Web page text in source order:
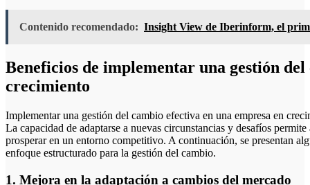
Contenido recomendado: Insight View de Iberinform, el
Beneficios de implementar una gestión
crecimiento
Implementar una gestión del cambio efectiva en una empresa en
La capacidad de adaptarse a nuevas circunstancias y desafíos
prosperar en un entorno competitivo. A continuación, se presentan
enfoque estructurado para la gestión del cambio.
1. Mejora en la adaptación a cambios del mercado